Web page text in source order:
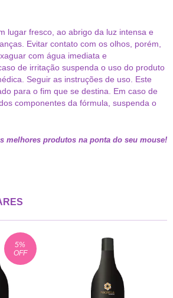
lugar fresco, ao abrigo da luz intensa e
Evitar contato com os olhos, porém,
com água imediata e
de irritação suspenda o uso do produto
Seguir as instruções de uso. Este
para o fim que se destina. Em caso de
componentes da fórmula, suspenda o
melhores produtos na ponta do seu mouse!
5%
OFF